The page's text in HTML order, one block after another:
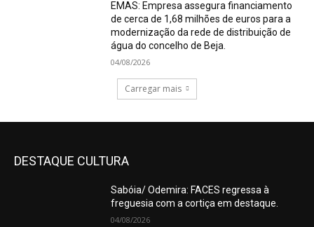
EMAS: Empresa assegura financiamento
de cerca de 1,68 milhões de euros para a
modernização da rede de distribuição de
água do concelho de Beja.
04/08/2026
Carregar mais
DESTAQUE CULTURA
Sabóia/ Odemira: FACES regressa à
freguesia com a cortiça em destaque.
04/08/2026